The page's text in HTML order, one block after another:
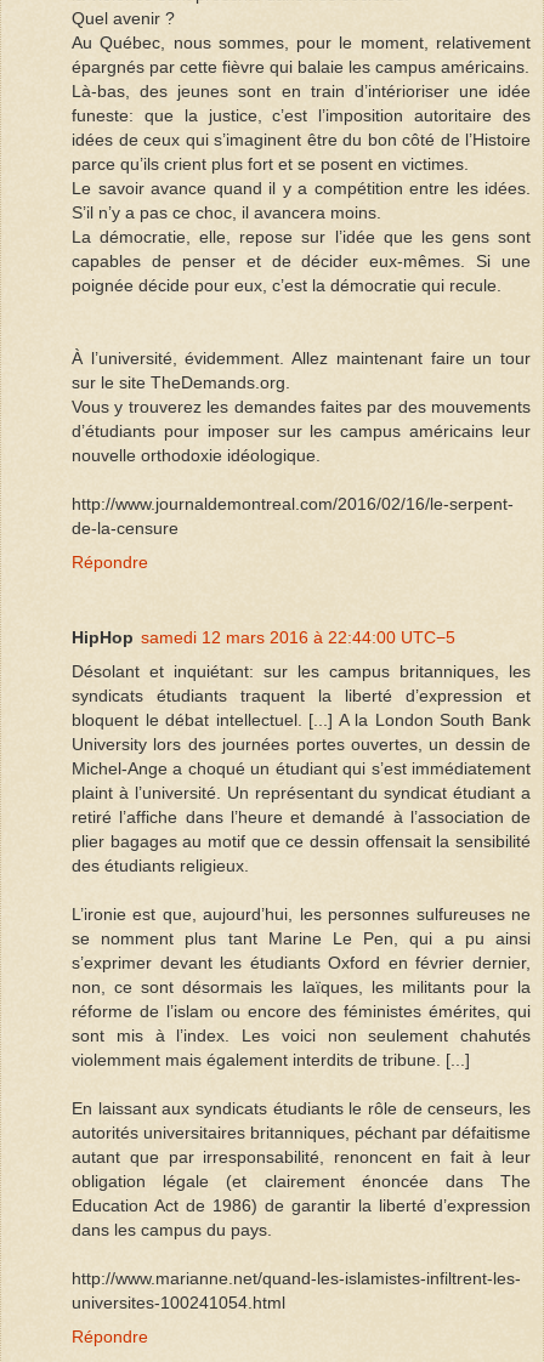
Quel avenir ?
Au Québec, nous sommes, pour le moment, relativement
épargnés par cette fièvre qui balaie les campus américains.
Là-bas, des jeunes sont en train d’intérioriser une idée
funeste: que la justice, c’est l’imposition autoritaire des
idées de ceux qui s’imaginent être du bon côté de l’Histoire
parce qu’ils crient plus fort et se posent en victimes.
Le savoir avance quand il y a compétition entre les idées.
S’il n’y a pas ce choc, il avancera moins.
La démocratie, elle, repose sur l’idée que les gens sont
capables de penser et de décider eux-mêmes. Si une
poignée décide pour eux, c’est la démo­cratie qui recule.
À l’université, évidemment. Allez maintenant faire un tour
sur le site TheDemands.org.
Vous y trouverez les demandes faites par des mouvements
d’étudiants pour imposer sur les campus américains leur
nouvelle orthodoxie idéologique.
http://www.journaldemontreal.com/2016/02/16/le-serpent-
de-la-censure
Répondre
HipHop samedi 12 mars 2016 à 22:44:00 UTC−5
Désolant et inquiétant: sur les campus britanniques, les
syndicats étudiants traquent la liberté d’expression et
bloquent le débat intellectuel. [...] A la London South Bank
University lors des journées portes ouvertes, un dessin de
Michel-Ange a choqué un étudiant qui s’est immédiatement
plaint à l’université. Un représentant du syndicat étudiant a
retiré l’affiche dans l’heure et demandé à l’association de
plier bagages au motif que ce dessin offensait la sensibilité
des étudiants religieux.
L’ironie est que, aujourd’hui, les personnes sulfureuses ne
se nomment plus tant Marine Le Pen, qui a pu ainsi
s’exprimer devant les étudiants Oxford en février dernier,
non, ce sont désormais les laïques, les militants pour la
réforme de l’islam ou encore des féministes émérites, qui
sont mis à l’index. Les voici non seulement chahutés
violemment mais également interdits de tribune. [...]
En laissant aux syndicats étudiants le rôle de censeurs, les
autorités universitaires britanniques, péchant par défaitisme
autant que par irresponsabilité, renoncent en fait à leur
obligation légale (et clairement énoncée dans The
Education Act de 1986) de garantir la liberté d’expression
dans les campus du pays.
http://www.marianne.net/quand-les-islamistes-infiltrent-les-
universites-100241054.html
Répondre